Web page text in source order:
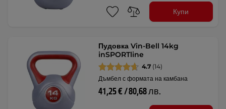
Купи
Пудовка Vin-Bell 14kg
inSPORTline
4.7 (14)
Дъмбел с формата на камбана
41,25 € / 80,68 лв.